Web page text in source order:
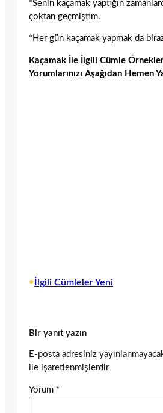
*Senin kaçamak yaptığın
çoktan geçmiştim.
*Her gün kaçamak yapmak da
Kaçamak İle İlgili Cümle
Yorumlarınızı Aşağıdan Hemen
• İlgili Cümleler Yeni
Bir yanıt yazın
E-posta adresiniz
ile işaretlenmişlerdir
Yorum *